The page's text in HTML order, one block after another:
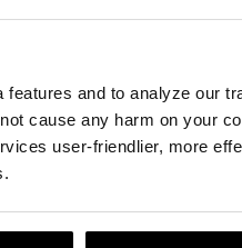
and to analyze our
cause any harm on your
user-friendlier, more